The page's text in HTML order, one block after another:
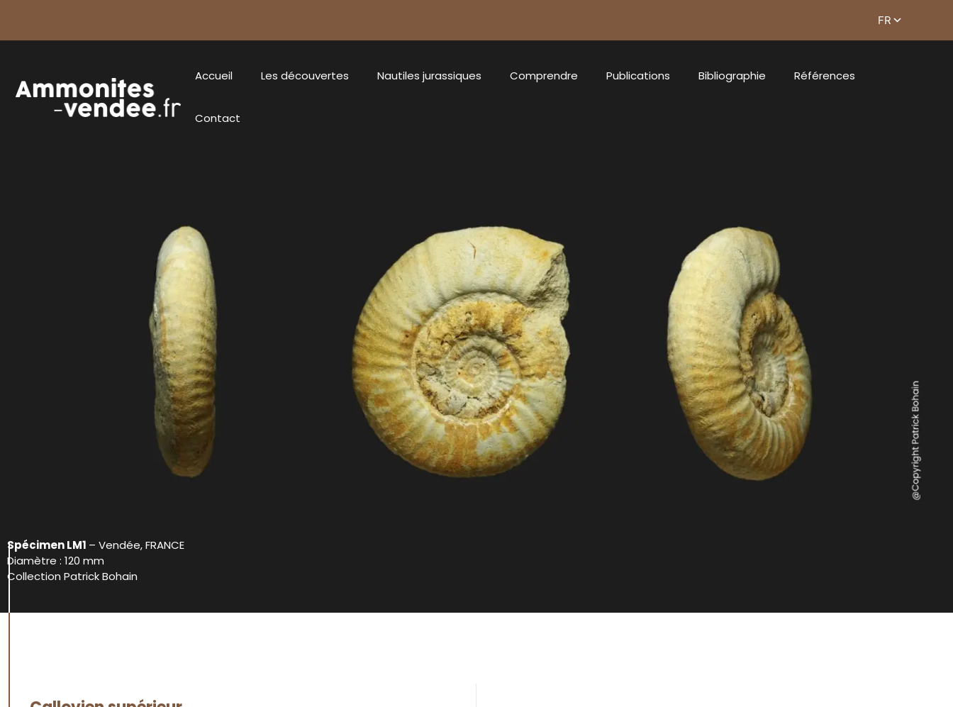
Accueil Les découvertes Nautiles jurassiques Comprendre Publications Bibliographie Références
Contact
Spécimen LM1 – Vendée, FRANCE
Diamètre : 120 mm
Collection Patrick Bohain